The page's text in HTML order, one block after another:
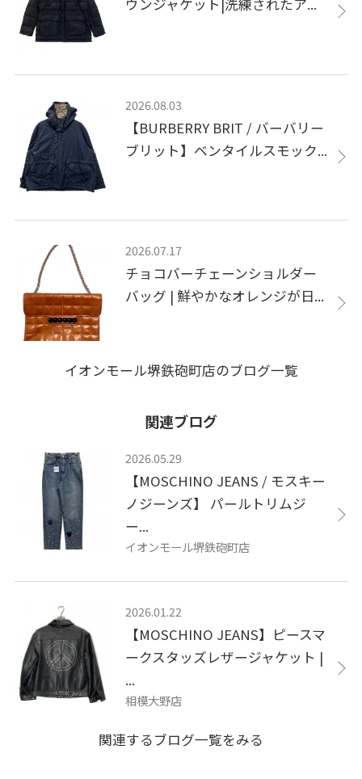
ウンジャケット|洗練されたア...
2026.08.03
【BURBERRY BRIT / バーバリー
ブリット】ベンタイルスモック...
2026.07.17
チョコバーチェーンショルダー
バッグ | 鮮やかなオレンジが日...
イオンモール堺鉄砲町店のブログ一覧
関連ブログ
2026.05.29
【MOSCHINO JEANS / モスキー
ノジーンズ】 パールトリムジ
ー...
イオンモール堺鉄砲町店
2026.01.22
【MOSCHINO JEANS】ピースマ
ークスタッズレザージャケット |
...
相模大野店
関連するブログ一覧をみる